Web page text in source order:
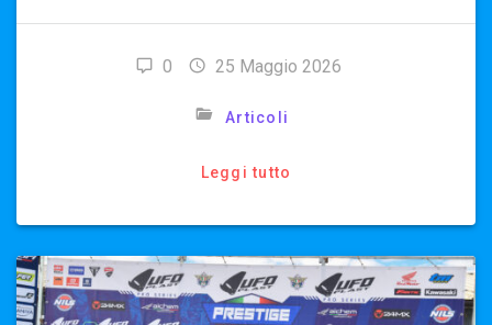
0 25 Maggio 2026
Articoli
Leggi tutto